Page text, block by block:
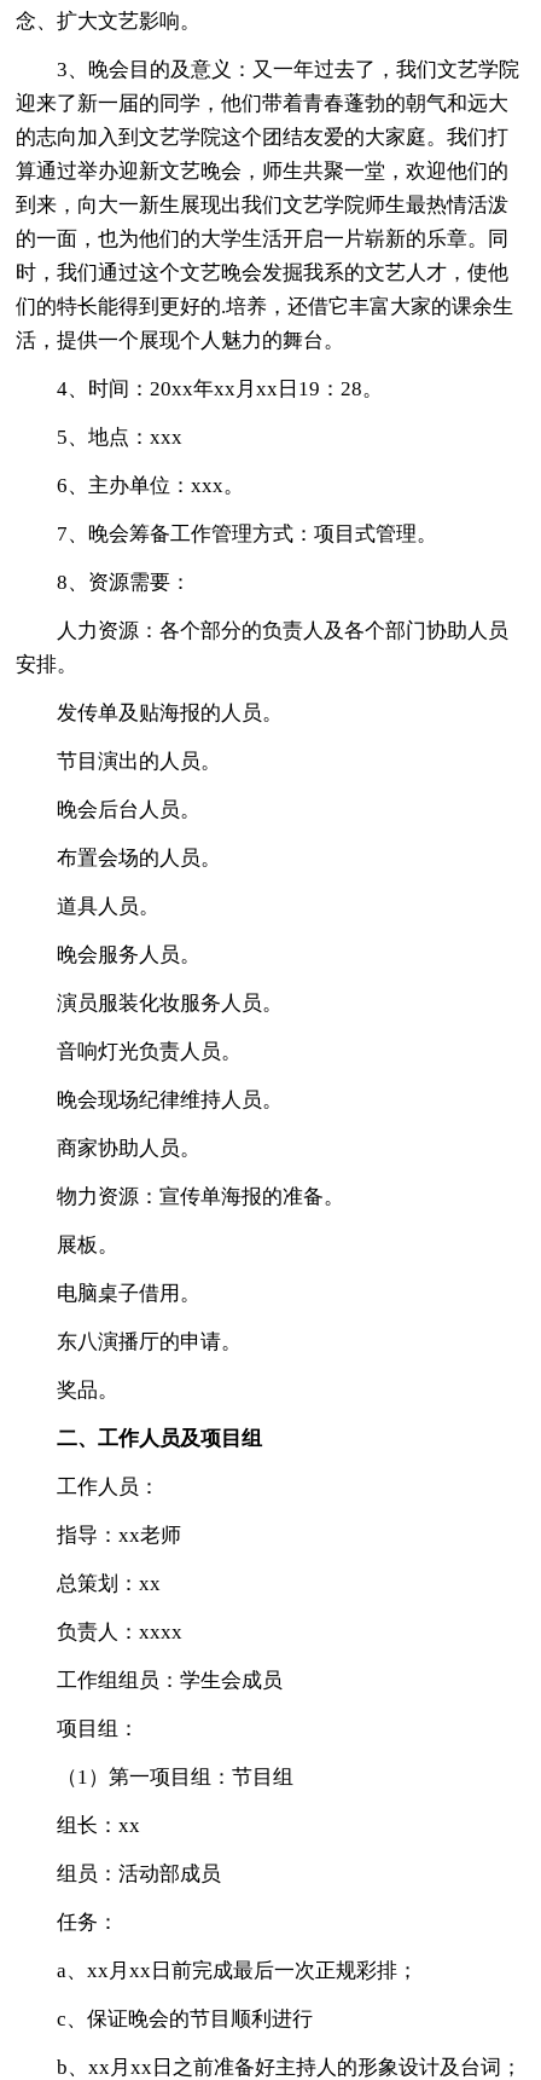
念、扩大文艺影响。
3、晚会目的及意义：又一年过去了，我们文艺学院
迎来了新一届的同学，他们带着青春蓬勃的朝气和远大
的志向加入到文艺学院这个团结友爱的大家庭。我们打
算通过举办迎新文艺晚会，师生共聚一堂，欢迎他们的
到来，向大一新生展现出我们文艺学院师生最热情活泼
的一面，也为他们的大学生活开启一片崭新的乐章。同
时，我们通过这个文艺晚会发掘我系的文艺人才，使他
们的特长能得到更好的.培养，还借它丰富大家的课余生
活，提供一个展现个人魅力的舞台。
4、时间：20xx年xx月xx日19：28。
5、地点：xxx
6、主办单位：xxx。
7、晚会筹备工作管理方式：项目式管理。
8、资源需要：
人力资源：各个部分的负责人及各个部门协助人员
安排。
发传单及贴海报的人员。
节目演出的人员。
晚会后台人员。
布置会场的人员。
道具人员。
晚会服务人员。
演员服装化妆服务人员。
音响灯光负责人员。
晚会现场纪律维持人员。
商家协助人员。
物力资源：宣传单海报的准备。
展板。
电脑桌子借用。
东八演播厅的申请。
奖品。
二、工作人员及项目组
工作人员：
指导：xx老师
总策划：xx
负责人：xxxx
工作组组员：学生会成员
项目组：
（1）第一项目组：节目组
组长：xx
组员：活动部成员
任务：
a、xx月xx日前完成最后一次正规彩排；
c、保证晚会的节目顺利进行
b、xx月xx日之前准备好主持人的形象设计及台词；